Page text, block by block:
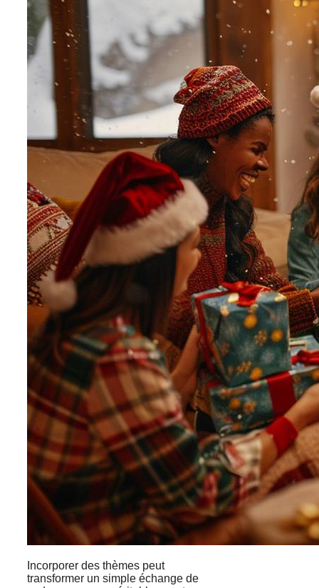
Incorporer des thèmes peut
transformer un simple échange de